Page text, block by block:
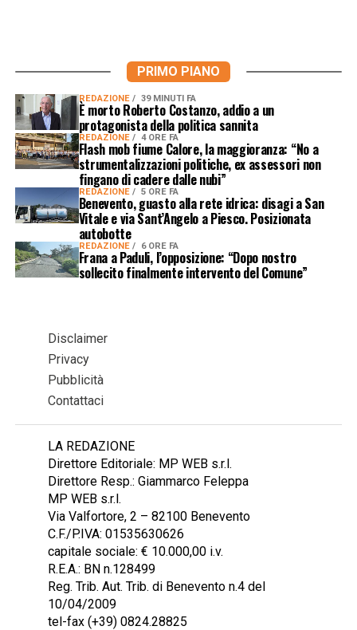
PRIMO PIANO
REDAZIONE 39 MINUTI FA
È morto Roberto Costanzo, addio a un
protagonista della politica sannita
REDAZIONE 4 ORE FA
Flash mob fiume Calore, la maggioranza: “No a
strumentalizzazioni politiche, ex assessori non
fingano di cadere dalle nubi”
REDAZIONE 5 ORE FA
Benevento, guasto alla rete idrica: disagi a San
Vitale e via Sant’Angelo a Piesco. Posizionata
autobotte
REDAZIONE 6 ORE FA
Frana a Paduli, l’opposizione: “Dopo nostro
sollecito finalmente intervento del Comune”
Disclaimer
Privacy
Pubblicità
Contattaci
LA REDAZIONE
Direttore Editoriale: MP WEB s.r.l.
Direttore Resp.: Giammarco Feleppa
MP WEB s.r.l.
Via Valfortore, 2 – 82100 Benevento
C.F./P.IVA: 01535630626
capitale sociale: € 10.000,00 i.v.
R.E.A.: BN n.128499
Reg. Trib. Aut. Trib. di Benevento n.4 del
10/04/2009
tel-fax (+39) 0824.28825